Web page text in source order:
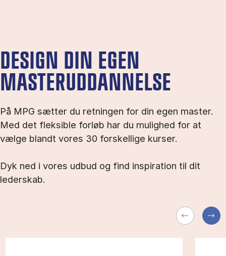
DESIGN DIN EGEN
MASTERUDDANNELSE
På MPG sætter du retningen for din egen master.
Med det fleksible forløb har du mulighed for at
vælge blandt vores 30 forskellige kurser.
Dyk ned i vores udbud og find inspiration til dit
lederskab.